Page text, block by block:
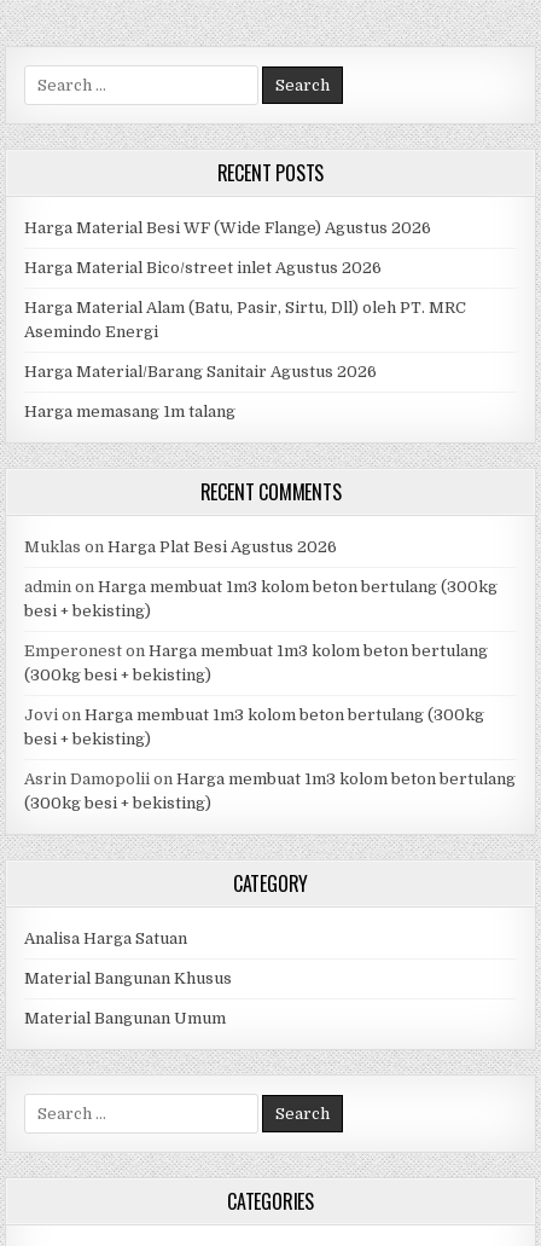
for:
RECENT POSTS
Harga Material Besi WF (Wide Flange) Agustus 2026
Harga Material Bico/street inlet Agustus 2026
Harga Material Alam (Batu, Pasir, Sirtu, Dll) oleh PT. MRC
Asemindo Energi
Harga Material/Barang Sanitair Agustus 2026
Harga memasang 1m talang
RECENT COMMENTS
Muklas onHarga Plat Besi Agustus 2026
admin onHarga membuat 1m3 kolom beton bertulang (300kg
besi + bekisting)
Emperonest onHarga membuat 1m3 kolom beton bertulang
(300kg besi + bekisting)
Jovi onHarga membuat 1m3 kolom beton bertulang (300kg
besi + bekisting)
Asrin Damopolii onHarga membuat 1m3 kolom beton bertulang
(300kg besi + bekisting)
CATEGORY
Analisa Harga Satuan
Material Bangunan Khusus
Material Bangunan Umum
for:
CATEGORIES